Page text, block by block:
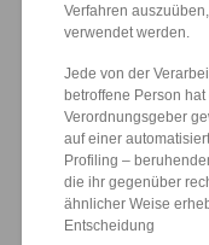
Verfahren
verwendet werden.
Jede von der
betroffene Person
Verordnungsgeber
auf einer
Profiling –
die ihr gegenüber
ähnlicher Weise
Entscheidung